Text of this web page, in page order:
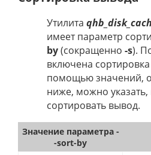
Утилита
имеет параметр
by(сокращенно -s).
включена
помощью значений,
ниже, можно указать,
сортировать вывод.
Значение параметра -
-sort-by